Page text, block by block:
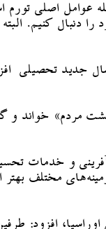
عوامل اصلی
دنبال کنیم.
کار دیگر دولت خواند و با اشاره به
معیشت
و خدمات
مختلف بهتر
افزود: